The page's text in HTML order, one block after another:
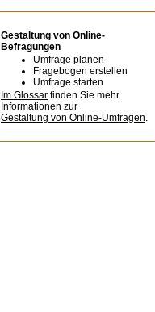
Gestaltung von Online-
Befragungen
Umfrage planen
Fragebogen erstellen
Umfrage starten
Im Glossar finden Sie mehr
Informationen zur
Gestaltung von Online-Umfragen.